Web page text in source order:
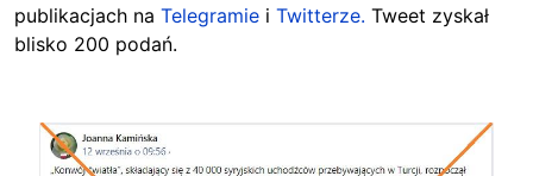
publikacjach na Telegramie i Twitterze. Tweet zyskał
blisko 200 podań.
Image